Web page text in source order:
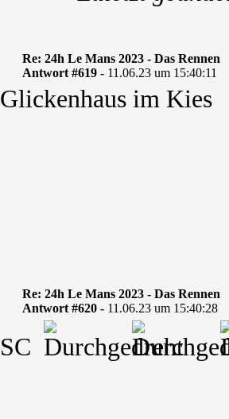
Re: 24h Le Mans 2023 - Das Rennen
Antwort #619 - 11.06.23 um 15:40:11
Glickenhaus im Kies
Re: 24h Le Mans 2023 - Das Rennen
Antwort #620 - 11.06.23 um 15:40:28
SC